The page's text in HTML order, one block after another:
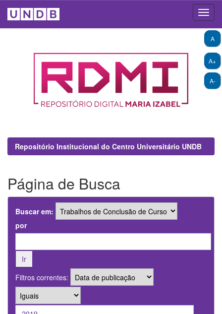
A+
A-
A
Repositório Institucional do Centro Universitário UNDB
Página de Busca
Buscar em:
por
Filtros correntes: